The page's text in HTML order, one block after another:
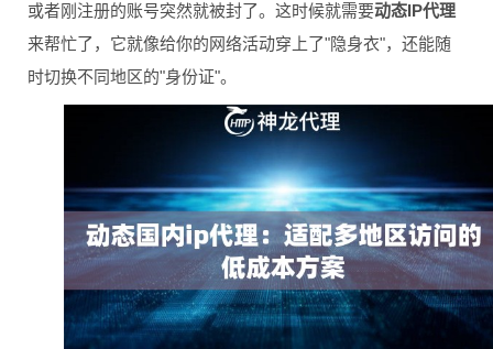
或者刚注册的账号突然就被封了。这时候就需要动态IP代理
来帮忙了，它就像给你的网络活动穿上了"隐身衣"，还能随
时切换不同地区的"身份证"。